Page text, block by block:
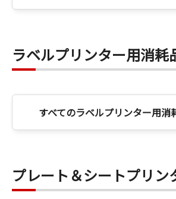
ラベルプリンター用消耗
すべてのラベルプリンター用消
プレート＆シートプリン